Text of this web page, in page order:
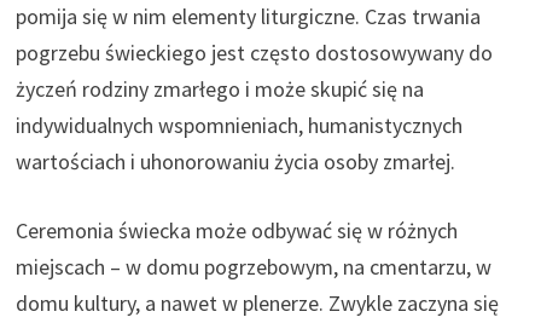
pomija się w nim elementy liturgiczne. Czas trwania
pogrzebu świeckiego jest często dostosowywany do
życzeń rodziny zmarłego i może skupić się na
indywidualnych wspomnieniach, humanistycznych
wartościach i uhonorowaniu życia osoby zmarłej.
Ceremonia świecka może odbywać się w różnych
miejscach – w domu pogrzebowym, na cmentarzu, w
domu kultury, a nawet w plenerze. Zwykle zaczyna się